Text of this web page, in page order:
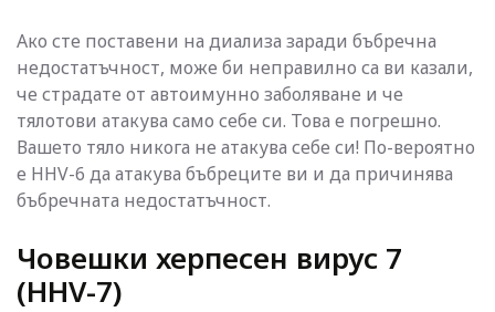
Ако сте поставени на диализа заради бъбречна
недостатъчност, може би неправилно са ви казали,
че страдате от автоимунно заболяване и че
тялотови атакува само себе си. Това е погрешно.
Вашето тяло никога не атакува себе си! По-вероятно
е HHV-6 да атакува бъбреците ви и да причинява
бъбречната недостатъчност.
Човешки херпесен вирус 7
(HHV-7)